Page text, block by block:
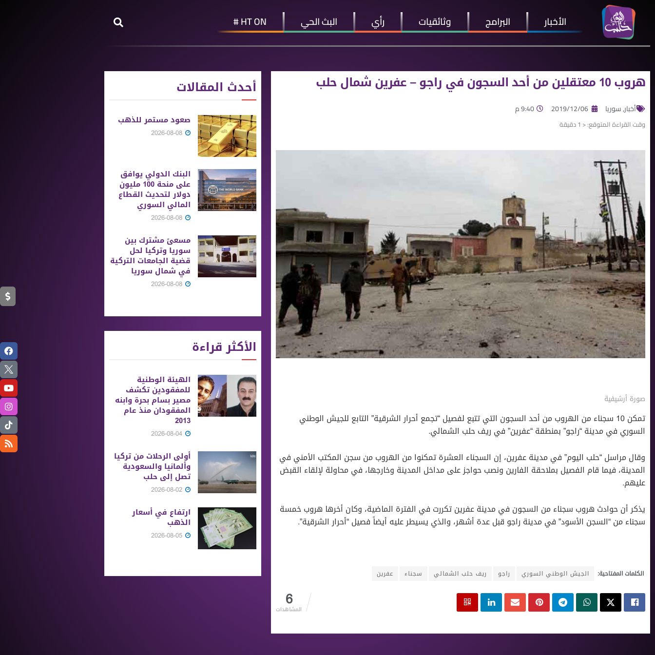
الأخبار البرامج وثائقيات رأي البث الحي HT ON #
هروب 10 معتقلين من أحد السجون في راجو – عفرين شمال حلب
أخبار,سوريا 2019/12/06 9:40 م
وقت القراءة المتوقع:< 1 دقيقة
صورة أرشيفية
تمكن 10 سجناء من الهروب من أحد السجون التي تتبع لفصيل “تجمع أحرار الشرقية” التابع للجيش الوطني
السوري في مدينة “راجو” بمنطقة “عفرين” في ريف حلب الشمالي.
وقال مراسل “حلب اليوم” في مدينة عفرين، إن السجناء العشرة تمكنوا من الهروب من سجن المكتب الأمني في
المدينة، فيما قام الفصيل بملاحقة الفارين ونصب حواجز على مداخل المدينة وخارجها، في محاولة لإلقاء القبض
عليهم.
يذكر أن حوادث هروب سجناء من السجون في مدينة عفرين تكررت في الفترة الماضية، وكان أخرها هروب خمسة
سجناء من “السجن الأسود” في مدينة راجو قبل عدة أشهر، والذي يسيطر عليه أيضاً فصيل “أحرار الشرقية”.
الكلمات المفتاحية: الجيش الوطني السوري راجو ريف حلب الشمالي سجناء عفرين
6
المشاهدات
أحدث المقالات
صعود مستمر للذهب
البنك الدولي يوافق
على منحة 100 مليون
دولار لتحديث القطاع
المالي السوري
مسعىً مشترك بين
سوريا وتركيا لحل
قضية الجامعات التركية
في شمال سوريا
الأكثر قراءة
الهيئة الوطنية
للمفقودين تكشف
مصير بسام بحرة وابنه
المفقودان منذ عام
2013
أولى الرحلات من ‏تركيا
وألمانيا والسعودية
تصل إلى حلب
ارتفاع في أسعار
الذهب